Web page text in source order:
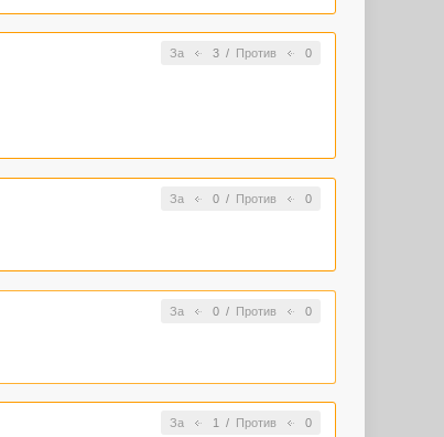
За 3/ Против 0
За 0/ Против 0
За 0/ Против 0
За 1 / Против 0